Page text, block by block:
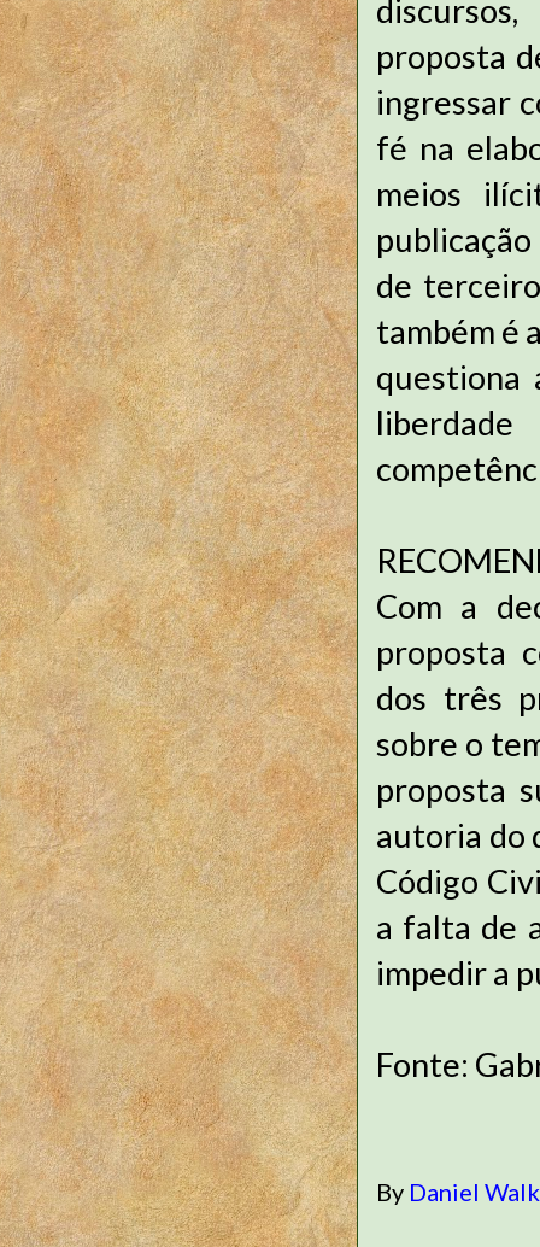
proposta
ingressar
fé na
meios
de
também é
questiona
Com a
proposta
dos três
sobre o
proposta
autoria do
Código
a falta de
impedir a
Fonte:
By Daniel